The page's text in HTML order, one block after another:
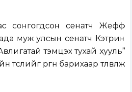
сонгогдсон сенатч Жефф
муж улсын сенатч Кэтрин
тэмцэх тухай хууль”
өргөн барихаар төлөвлөж